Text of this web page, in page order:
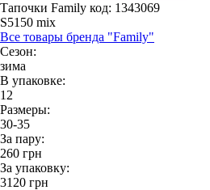
Тапочки Family код: 1343069
S5150 mix
Все товары бренда "Family"
Сезон:
зима
В упаковке:
12
Размеры:
30-35
За пару:
260 грн
За упаковку:
3120 грн